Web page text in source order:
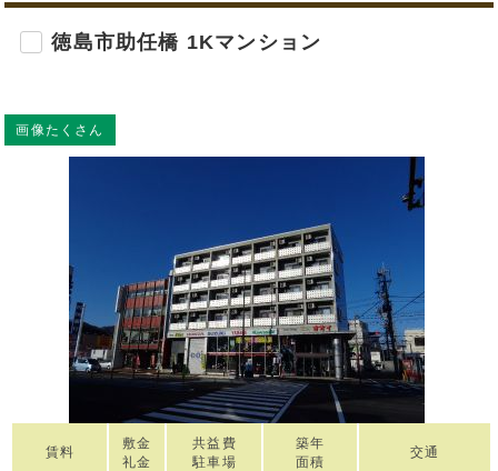
徳島市助任橋 1Kマンション
画像たくさん
賃料
敷金
礼金
共益費
駐車場
築年
面積
交通